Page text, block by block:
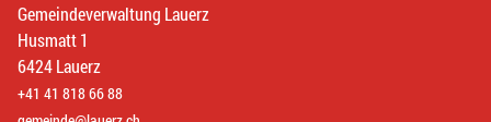
Gemeindeverwaltung Lauerz
Husmatt 1
6424 Lauerz
+41 41 818 66 88